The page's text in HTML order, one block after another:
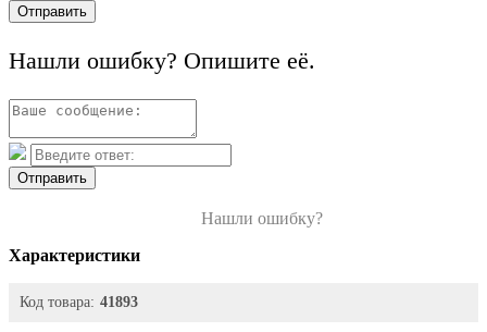
Отправить
Нашли ошибку? Опишите её.
Отправить
Нашли ошибку?
Характеристики
Код товара: 41893